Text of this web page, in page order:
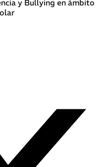
y Bullying en ámbito